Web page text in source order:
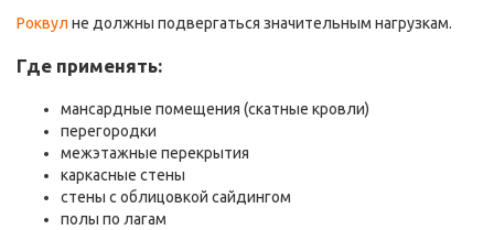
Роквул не должны подвергаться значительным нагрузкам.
Где применять:
мансардные помещения (скатные кровли)
перегородки
межэтажные перекрытия
каркасные стены
стены с облицовкой сайдингом
полы по лагам